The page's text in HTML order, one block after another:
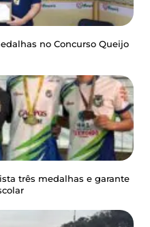
no Concurso Queijo
três medalhas e garante